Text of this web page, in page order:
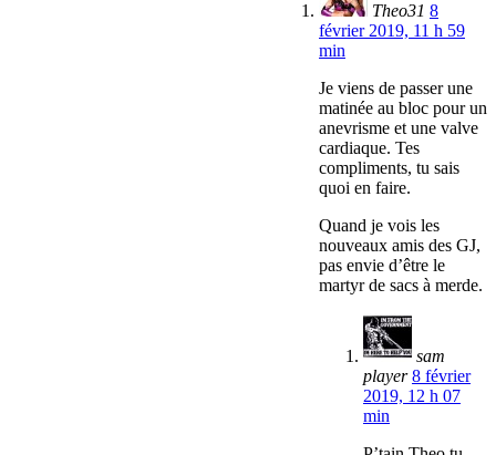
Theo31 8
février 2019, 11 h 59
min
Je viens de passer une
matinée au bloc pour un
anevrisme et une valve
cardiaque. Tes
compliments, tu sais
quoi en faire.
Quand je vois les
nouveaux amis des GJ,
pas envie d’être le
martyr de sacs à merde.
sam
player 8 février
2019, 12 h 07
min